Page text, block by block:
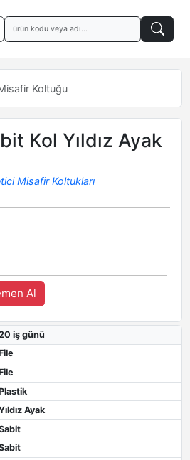
Koltuğu
Kol Yıldız Ayak
Misafir Koltukları
Al
iş günü
Ayak